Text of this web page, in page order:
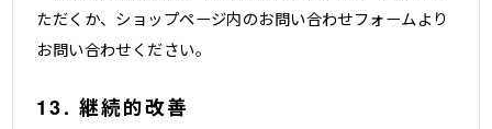
ただくか、ショップページ内のお問い合わせフォームより
お問い合わせください。
13. 継続的改善